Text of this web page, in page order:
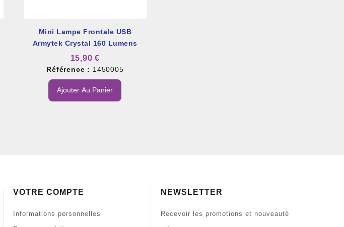
Mini Lampe Frontale USB
Armytek Crystal 160 Lumens
15,90 €
Référence : 1450005
Ajouter Au Panier
VOTRE COMPTE
Informations personnelles
NEWSLETTER
Recevoir les promotions et nouveauté